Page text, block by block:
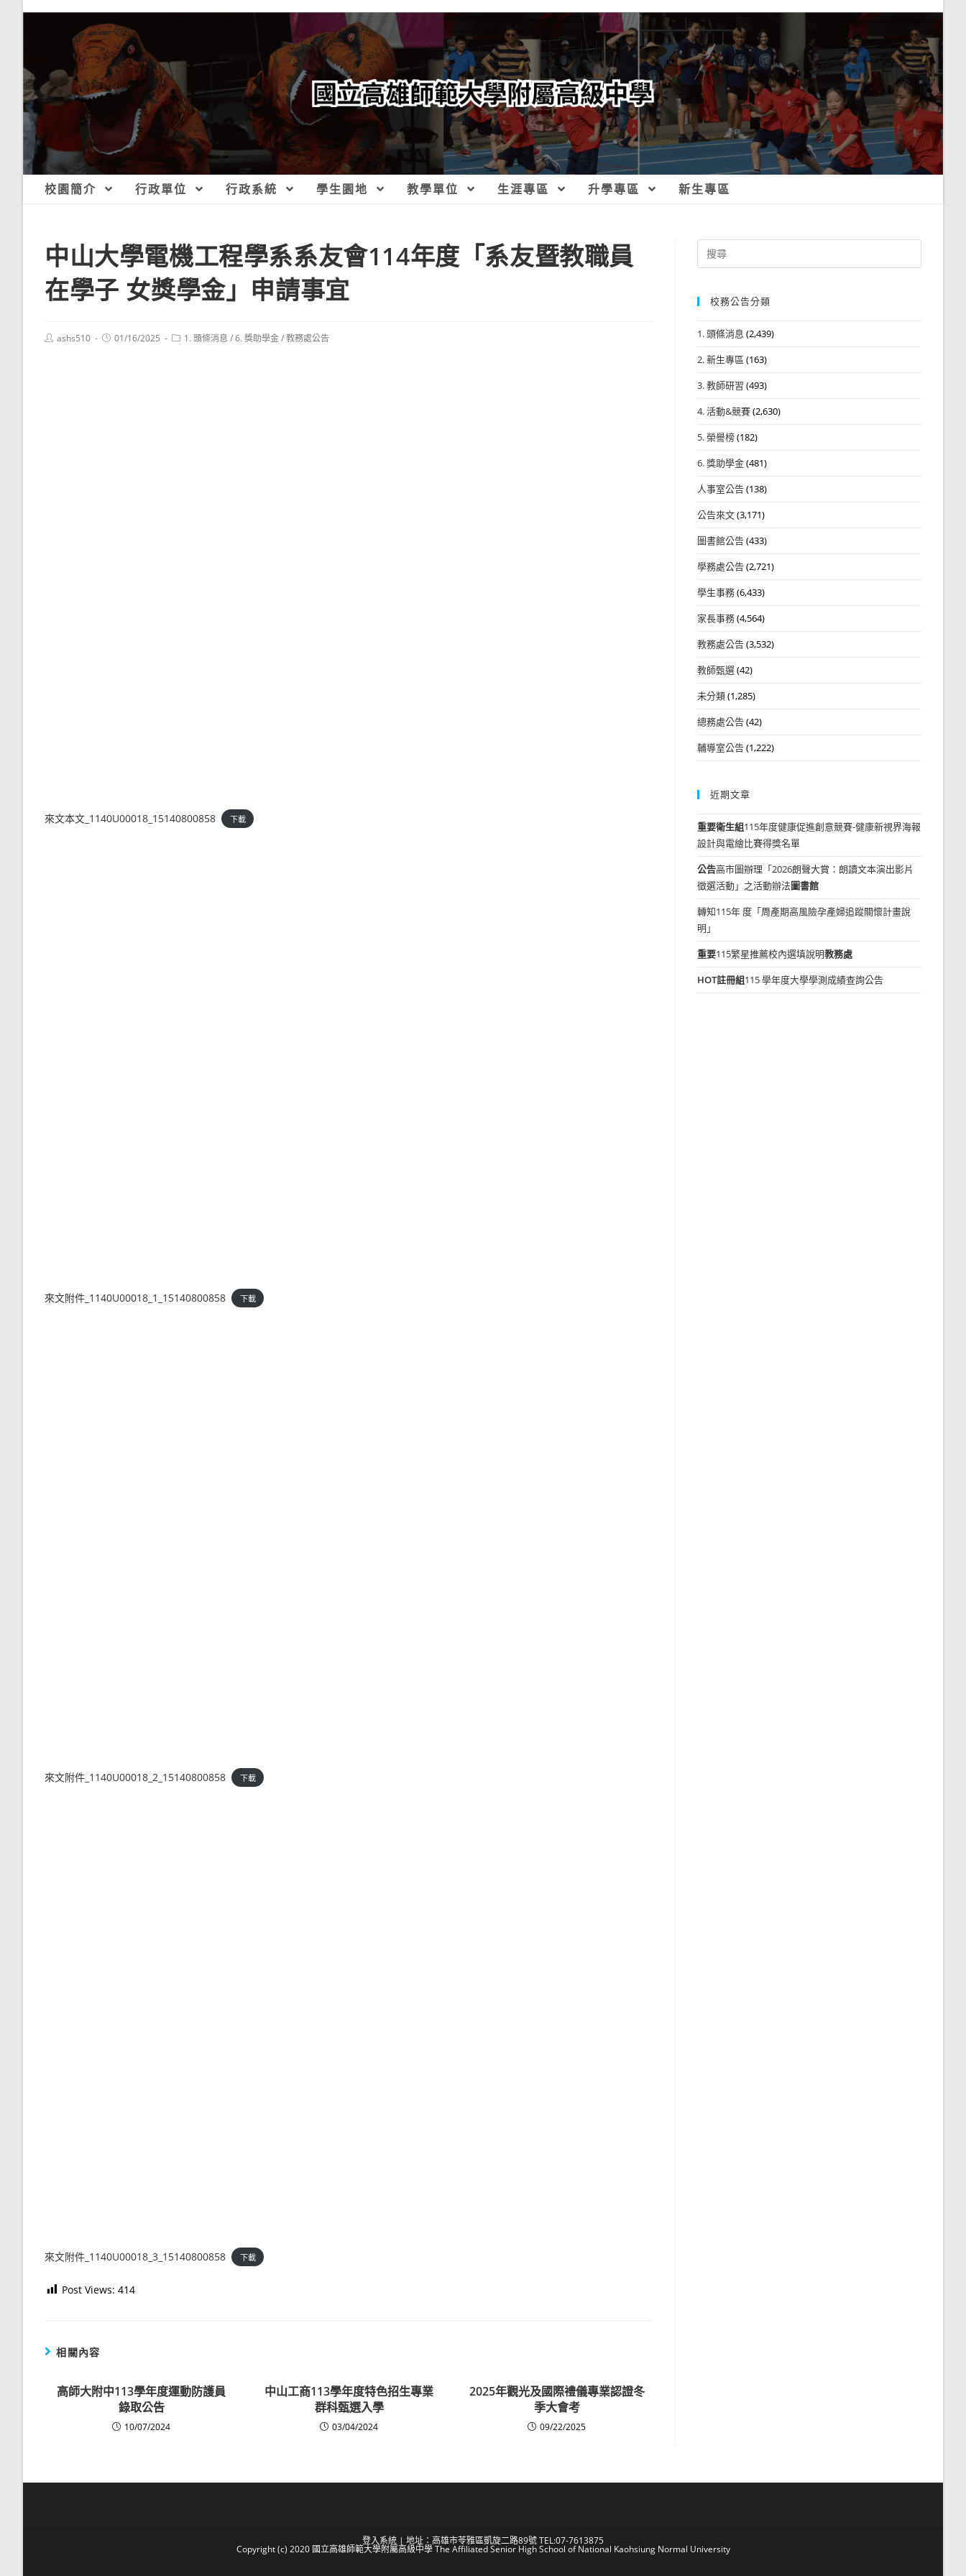
校園簡介 行政單位 行政系統 學生園地 教學單位 生涯專區 升學專區 新生專區
中山大學電機工程學系系友會114年度「系友暨教職員
在學子 女獎學金」申請事宜
Postashs510
Post01/16/2025
Post1. 頭條消息 /6. 獎助學金/教務處公告
來文本文_1140U00018_15140800858 下載
來文附件_1140U00018_1_15140800858 下載
來文附件_1140U00018_2_15140800858 下載
來文附件_1140U00018_3_15140800858 下載
Post Views: 414
相關內容
高師大附中113學年度運動防護員
錄取公告
10/07/2024
中山工商113學年度特色招生專業
群科甄選入學
03/04/2024
2025年觀光及國際禮儀專業認證冬
季大會考
09/22/2025
Search
for:
校務公告分類
1. 頭條消息 (2,439)
2. 新生專區 (163)
3. 教師研習 (493)
4. 活動&競賽(2,630)
5. 榮譽榜(182)
6. 獎助學金(481)
人事室公告(138)
公告來文(3,171)
圖書館公告(433)
學務處公告(2,721)
學生事務(6,433)
家長事務(4,564)
教務處公告(3,532)
教師甄選(42)
未分類(1,285)
總務處公告(42)
輔導室公告(1,222)
近期文章
重要衛生組115年度健康促進創意競賽-健康新視界海報
設計與電繪比賽得獎名單
公告高市圖辦理「2026朗聲大賞：朗讀文本演出影片
徵選活動」之活動辦法圖書館
轉知115年 度「周產期高風險孕產婦追蹤關懷計畫說
明」
重要115繁星推薦校內選填說明教務處
HOT註冊組115 學年度大學學測成績查詢公告
登入系統 | 地址：高雄市苓雅區凱旋二路89號 TEL:07-7613875
Copyright (c) 2020 國立高雄師範大學附屬高級中學 The Affiliated Senior High School of National Kaohsiung Normal University